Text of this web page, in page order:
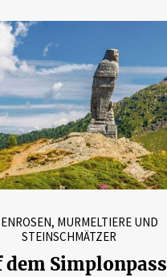
MURMELTIERE UND
STEINSCHMÄTZER
dem Simplonpass